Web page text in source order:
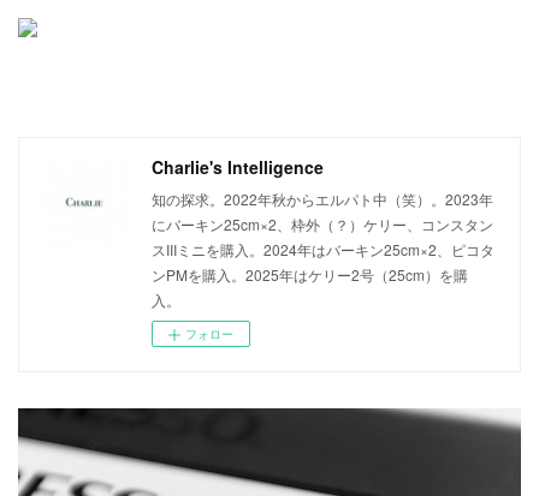
Charlie's Intelligence
知の探求。2022年秋からエルパト中（笑）。2023年
にバーキン25cm×2、枠外（？）ケリー、コンスタン
スIIIミニを購入。2024年はバーキン25cm×2、ピコタ
ンPMを購入。2025年はケリー2号（25cm）を購
入。
フォロー